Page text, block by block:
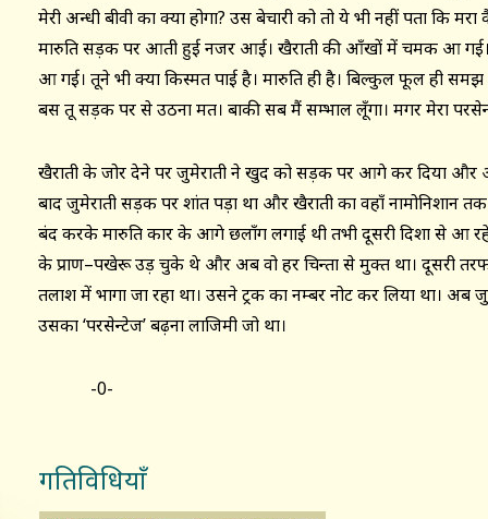
मेरी अन्धी बीवी का क्या होगा? उस बेचारी को तो ये भी नहीं पता कि
मारुति सड़क पर आती हुई नजर आई। खैराती की आँखों में चमक आ गई।
आ गई। तूने भी क्या किस्मत पाई है। मारुति ही है। बिल्कुल फूल ही
बस तू सड़क पर से उठना मत। बाकी सब मैं सम्भाल लूँगा। मगर मेरा
खैराती के जोर देने पर जुमेराती ने खुद को सड़क पर आगे कर दिया और
बाद जुमेराती सड़क पर शांत पड़ा था और खैराती का वहाँ
बंद करके मारुति कार के आगे छलाँग लगाई थी तभी दूसरी दिशा से आ रहे
के प्राण–पखेरू उड़ चुके थे और अब वो हर चिन्ता से मुक्त था। दूसरी
तलाश में भागा जा रहा था। उसने ट्रक का नम्बर नोट कर लिया था।
उसका ‘परसेन्टेज’ बढ़ना लाजिमी जो था।
-0-
गतिविधियाँ